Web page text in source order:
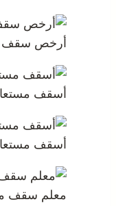
أرخص سقف
أسقف
أسقف
معلم سقف